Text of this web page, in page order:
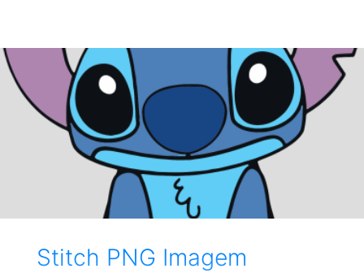
variar de leve a grave. Os sintomas geralmente
aparecem na primeira infância, mas o diagnóstico
pode ocorrer mais tarde, especialmente em casos
mais leves do transtorno. Pessoas com
Stitch PNG Imagem